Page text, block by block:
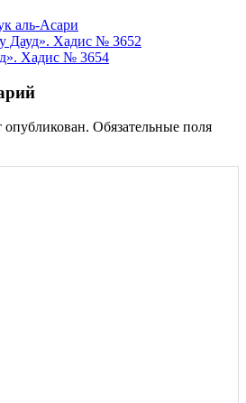
аль-Асари
Дауд». Хадис № 3652
Хадис № 3654
опубликован. Обязательные поля